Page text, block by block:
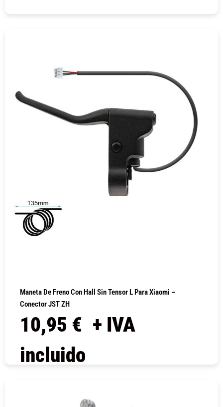
Maneta De Freno Con Hall Sin Tensor L Para Xiaomi –
Conector JST ZH
10,95 € + IVA
incluido